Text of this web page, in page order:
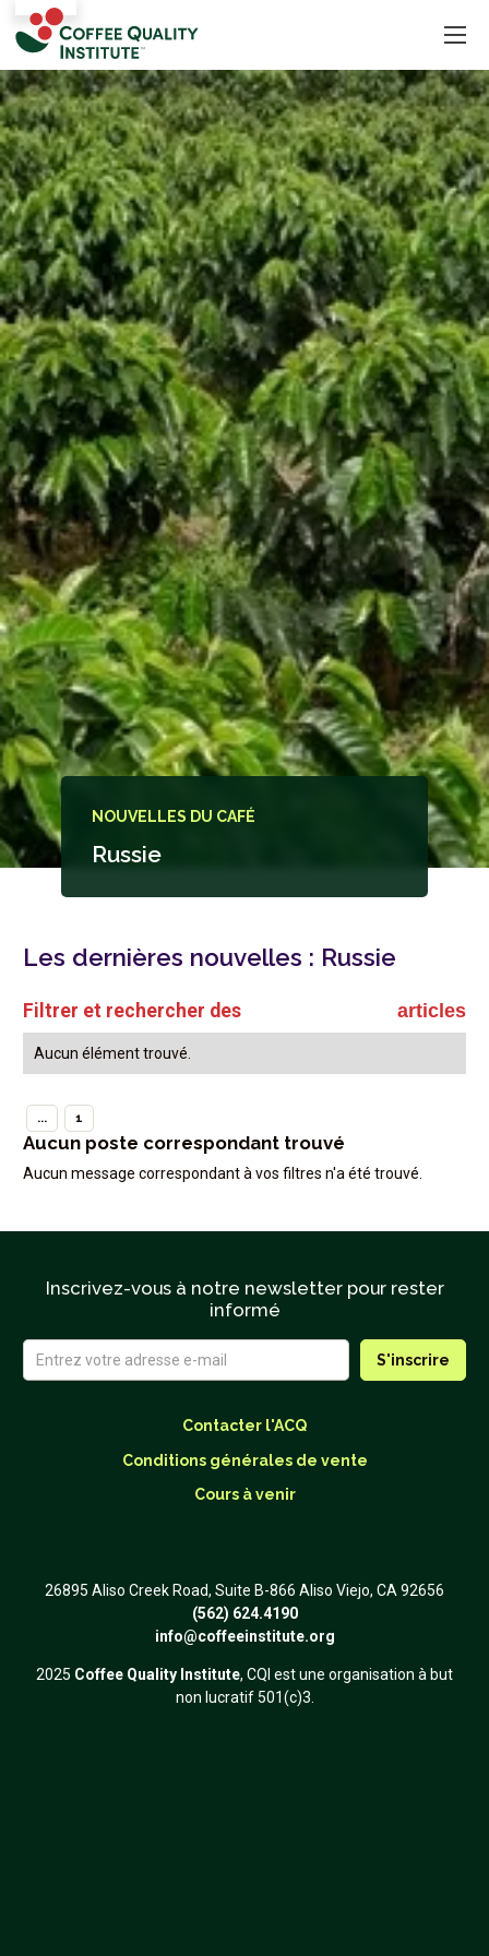
NOUVELLES DU CAFÉ
Russie
Les dernières nouvelles : Russie
Filtrer et rechercher des articles
Aucun élément trouvé.
... 1
Aucun poste correspondant trouvé
Aucun message correspondant à vos filtres n'a été trouvé.
Inscrivez-vous à notre newsletter pour rester
informé
Contacter l'ACQ
Conditions générales de vente
Cours à venir
26895 Aliso Creek Road, Suite B-866 Aliso Viejo, CA 92656
(562) 624.4190
info@coffeeinstitute.org
2025 Coffee Quality Institute, CQI est une organisation à but
non lucratif 501(c)3.